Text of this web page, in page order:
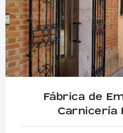
Fábrica de
Carnicería